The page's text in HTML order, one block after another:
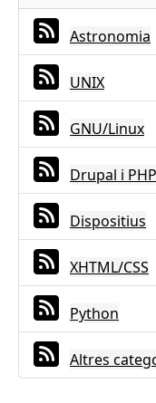
Astronomia
UNIX
GNU/Linux
Drupal i PHP
Dispositius
XHTML/CSS
Python
Altres